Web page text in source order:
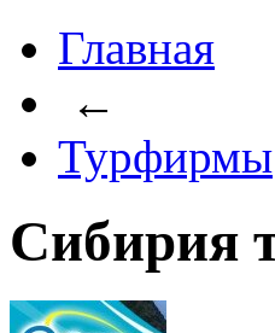
Главная
←
Турфирмы
Сибирия